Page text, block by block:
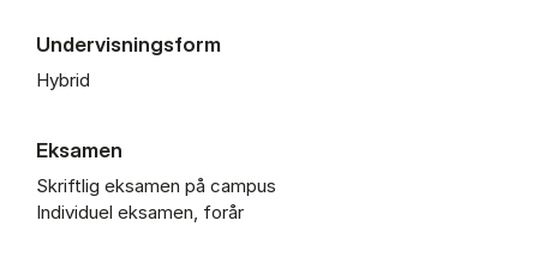
Undervisningsform
Hybrid
Eksamen
Skriftlig eksamen på campus
Individuel eksamen, forår